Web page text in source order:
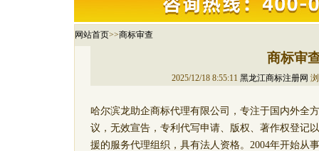
网站首页>>商标审查
商标审
2025/12/18 8:55:11 黑龙江商标注册网
哈尔滨龙助企商标代理有限公司，专注于国内外全
议，无效宣告，专利代写申请、版权、著作权登记
援的服务代理组织，具有法人资格。2004年开始从